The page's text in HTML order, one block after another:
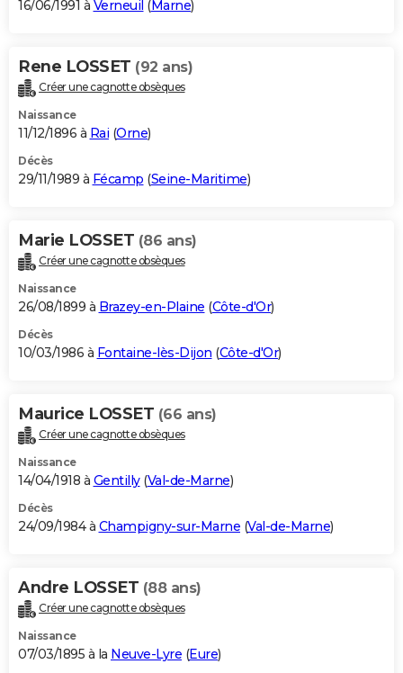
16/06/1991 à Verneuil (Marne)
Rene LOSSET (92 ans)
Créer une cagnotte obsèques
Naissance
11/12/1896 à Rai (Orne)
Décès
29/11/1989 à Fécamp (Seine-Maritime)
Marie LOSSET (86 ans)
Créer une cagnotte obsèques
Naissance
26/08/1899 à Brazey-en-Plaine (Côte-d'Or)
Décès
10/03/1986 à Fontaine-lès-Dijon (Côte-d'Or)
Maurice LOSSET (66 ans)
Créer une cagnotte obsèques
Naissance
14/04/1918 à Gentilly(Val-de-Marne)
Décès
24/09/1984 à Champigny-sur-Marne (Val-de-Marne)
Andre LOSSET (88 ans)
Créer une cagnotte obsèques
Naissance
07/03/1895 à la Neuve-Lyre (Eure)